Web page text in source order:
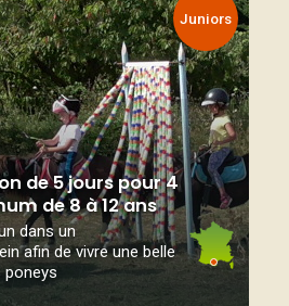
Juniors
de 5 jours pour 4
de 8 à 12 ans
dans un
afin de vivre une belle
poneys